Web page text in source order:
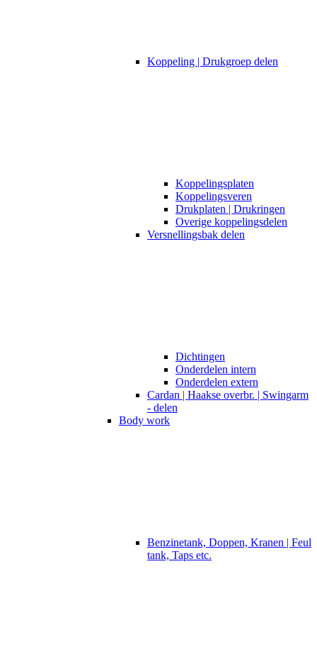
Koppeling | Drukgroep delen
Koppelingsplaten
Koppelingsveren
Drukplaten | Drukringen
Overige koppelingsdelen
Versnellingsbak delen
Dichtingen
Onderdelen intern
Onderdelen extern
Cardan | Haakse overbr. | Swingarm
- delen
Body work
Benzinetank, Doppen, Kranen | Feul
tank, Taps etc.